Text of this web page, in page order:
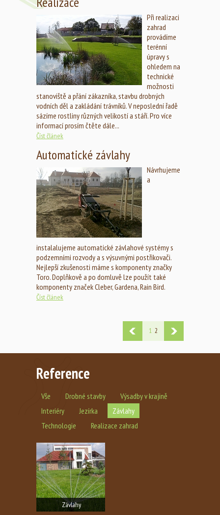
Při realizaci
zahrad
provádíme
terénní
úpravy s
ohledem na
technické
možnosti
stanoviště a přání zákazníka, stavbu drobných
vodních děl a zakládání trávníků. V neposlední řadě
sázíme rostliny různých velikostí a stáří. Pro více
informací prosím čtěte dále...
Číst článek
Automatické závlahy
Návrhujeme
a
instalalujeme automatické závlahové systémy s
podzemními rozvody a s výsuvnými postřikovači.
Nejlepší zkušenosti máme s komponenty značky
Toro. Doplňkově a po domluvě lze použít také
komponenty značek Cleber, Gardena, Rain Bird.
Číst článek
1 2
Reference
Vše Drobné stavby
Výsadby v krajině
Interiéry
Jezírka
Závlahy
Technologie
Realizace zahrad
Závlahy